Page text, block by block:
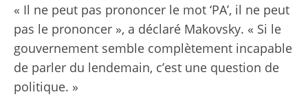
« Il ne peut pas prononcer le mot ‘PA’, il ne peut
pas le prononcer », a déclaré Makovsky. « Si le
gouvernement semble complètement incapable
de parler du lendemain, c’est une question de
politique. »